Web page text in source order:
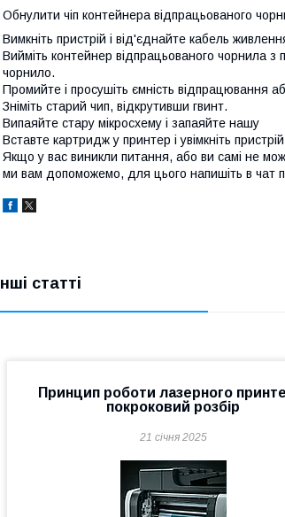
Обнулити чіп контейнера відпрацьованого
Вимкніть пристрій і від'єднайте кабель
Вийміть контейнер відпрацьованого чорнила
чорнило.
Промийте і просушіть ємність відпрацювання
Зніміть старий чип, відкрутивши гвинт.
Випаяйте стару мікросхему і запаяйте нашу
Вставте картридж у принтер і увімкніть
Якщо у вас виникли питання, або ви самі не
ми вам допоможемо, для цього напишіть в чат
Інші статті
Принцип роботи лазерного
покроковий розбір
21 січня 2025